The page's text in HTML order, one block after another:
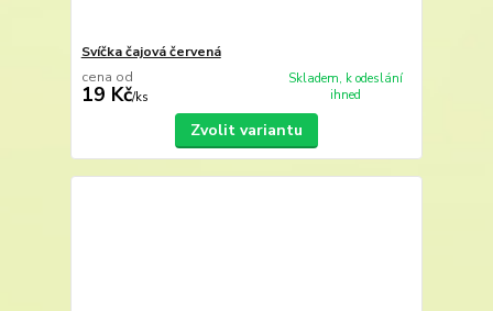
Svíčka čajová červená
cena od
19 Kč/ks
Skladem, k odeslání
ihned
Zvolit variantu